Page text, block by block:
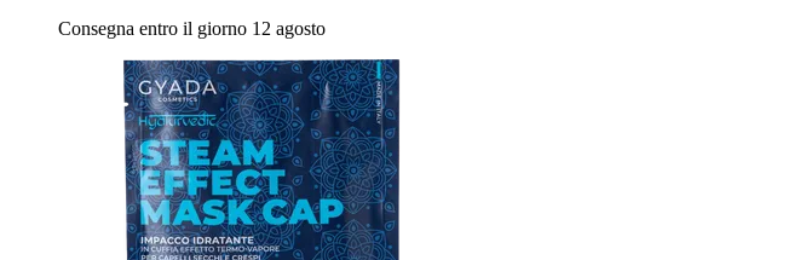
Consegna entro il giorno 12 agosto